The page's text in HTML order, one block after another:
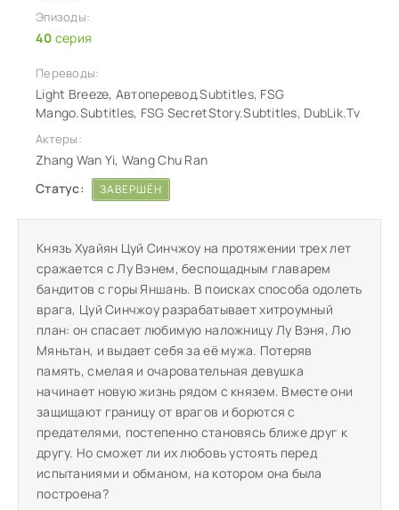
Эпизоды:
40 серия
Переводы:
Light Breeze, Автоперевод.Subtitles, FSG
Mango.Subtitles, FSG SecretStory.Subtitles, DubLik.Tv
Актеры:
Zhang Wan Yi, Wang Chu Ran
Статус:
ЗАВЕРШЁН
Князь Хуайян Цуй Синчжоу на протяжении трех лет
сражается с Лу Вэнем, беспощадным главарем
бандитов с горы Яншань. В поисках способа одолеть
врага, Цуй Синчжоу разрабатывает хитроумный
план: он спасает любимую наложницу Лу Вэня, Лю
Мяньтан, и выдает себя за её мужа. Потеряв
память, смелая и очаровательная девушка
начинает новую жизнь рядом с князем. Вместе они
защищают границу от врагов и борются с
предателями, постепенно становясь ближе друг к
другу. Но сможет ли их любовь устоять перед
испытаниями и обманом, на котором она была
построена?